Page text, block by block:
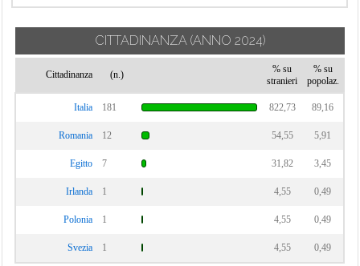
CITTADINANZA (ANNO 2024)
Cittadinanza (n.)
% su
stranieri
% su
popolaz.
Italia 181 822,73 89,16
Romania 12 54,55 5,91
Egitto 7 31,82 3,45
Irlanda 1 4,55 0,49
Polonia 1 4,55 0,49
Svezia 1 4,55 0,49